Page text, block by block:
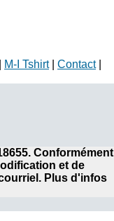
M-I Tshirt| Contact|
Conformément
et de
Plus d'infos